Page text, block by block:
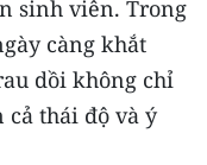
sinh viên. Trong
càng khắt
dồi không chỉ
thái độ và ý